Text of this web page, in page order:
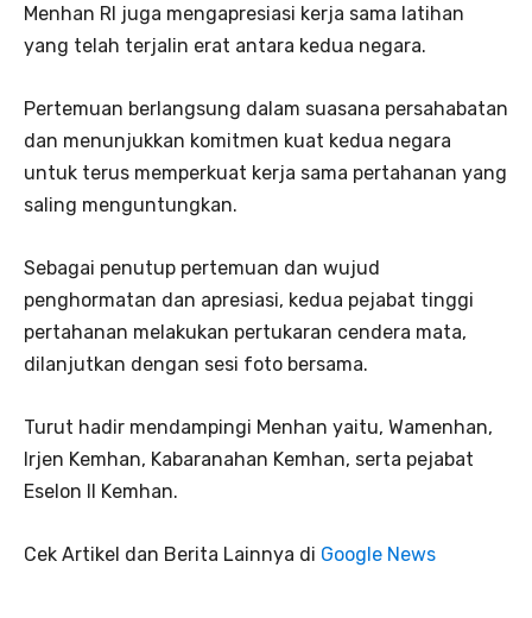
Menhan RI juga mengapresiasi kerja sama latihan
yang telah terjalin erat antara kedua negara.
Pertemuan berlangsung dalam suasana persahabatan
dan menunjukkan komitmen kuat kedua negara
untuk terus memperkuat kerja sama pertahanan yang
saling menguntungkan.
Sebagai penutup pertemuan dan wujud
penghormatan dan apresiasi, kedua pejabat tinggi
pertahanan melakukan pertukaran cendera mata,
dilanjutkan dengan sesi foto bersama.
Turut hadir mendampingi Menhan yaitu, Wamenhan,
Irjen Kemhan, Kabaranahan Kemhan, serta pejabat
Eselon II Kemhan.
Cek Artikel dan Berita Lainnya di Google News